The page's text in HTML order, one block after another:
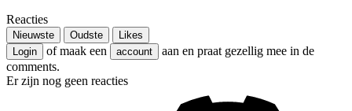
Reacties
Nieuwste Oudste
Likes
Login
of maak een account
aan en praat gezellig mee in de
comments.
Er zijn nog geen reacties